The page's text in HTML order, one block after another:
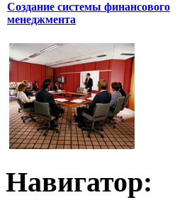
Создание системы финансового
менеджмента
Навигатор: